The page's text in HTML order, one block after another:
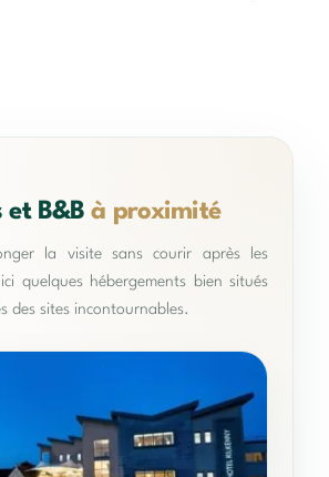
et B&Bà proximité
la visite sans courir après les
quelques hébergements bien situés
des sites incontournables.